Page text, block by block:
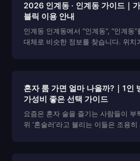
2026 인계동 · 인계동 가이드｜
블릭 이용 안내
인계동 인계동에서 “인계동”, “인계동
대체로 비슷한 정보를 찾습니다. 위치
혼자 룸 가면 얼마 나올까?｜1인
가성비 좋은 선택 가이드
요즘은 혼자 술을 즐기는 사람들이 부
위 ‘혼술러’라고 불리는 이들은 조용